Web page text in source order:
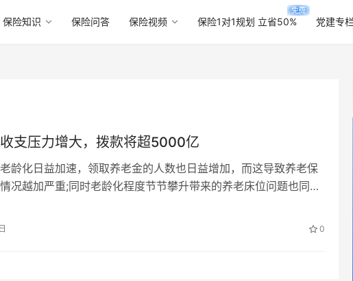
保险知识 保险问答 保险视频 保险1对1规划 立省50%
免费
党建专栏
支压力增大，拨款将超5000亿
龄化日益加速，领取养老金的人数也日益增加，而这导致养老保
况越加严重;同时老龄化程度节节攀升带来的养老床位问题也同样
0